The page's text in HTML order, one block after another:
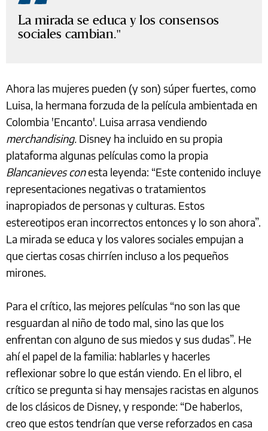
La mirada se educa y los consensos
sociales cambian.
Ahora las mujeres pueden (y son) súper fuertes, como
Luisa, la hermana forzuda de la película ambientada en
Colombia 'Encanto'. Luisa arrasa vendiendo
merchandising. Disney ha incluido en su propia
plataforma algunas películas como la propia
Blancanieves conesta leyenda: “Este contenido incluye
representaciones negativas o tratamientos
inapropiados de personas y culturas. Estos
estereotipos eran incorrectos entonces y lo son ahora”.
La mirada se educa y los valores sociales empujan a
que ciertas cosas chirríen incluso a los pequeños
mirones.
Para el crítico, las mejores películas “no son las que
resguardan al niño de todo mal, sino las que los
enfrentan con alguno de sus miedos y sus dudas”. He
ahí el papel de la familia: hablarles y hacerles
reflexionar sobre lo que están viendo. En el libro, el
crítico se pregunta si hay mensajes racistas en algunos
de los clásicos de Disney, y responde: “De haberlos,
creo que estos tendrían que verse reforzados en casa